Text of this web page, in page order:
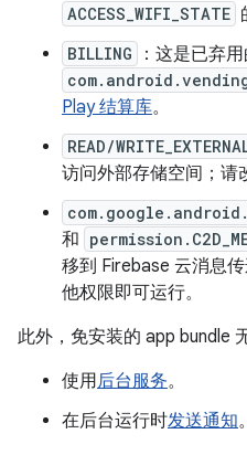
ACCESS_WIFI_STATE
BILLING ：这是已弃
Play 结算库。
READ/
访问外部存储空间；请
和
移到 Firebase 云消息
他权限即可运行。
此外，免安装的 app bundle
使用后台服务。
在后台运行时发送通知。